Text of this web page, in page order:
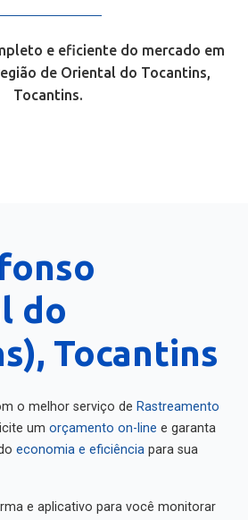
e eficiente do mercado em
de Oriental do Tocantins,
Tocantins.
do
Tocantins
o melhor serviço de Rastreamento
um orçamento on-line e garanta
economia e eficiência para sua
e aplicativo para você monitorar